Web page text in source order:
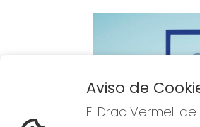
Aviso de
El Drac Vermell